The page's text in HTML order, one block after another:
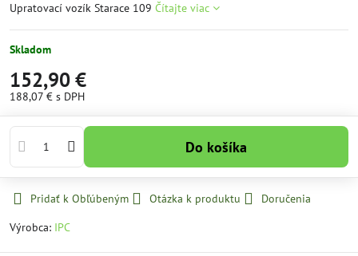
Upratovací vozík Starace 109 Čítajte viac
Skladom
152,90 €
188,07 € s DPH
Do košíka
Pridať k Obľúbeným Otázka k produktu
Doručenia
Výrobca: IPC